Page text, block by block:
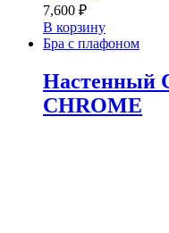
7,600 ₽
В корзину
Бра с плафоном
Настенный
CHROME